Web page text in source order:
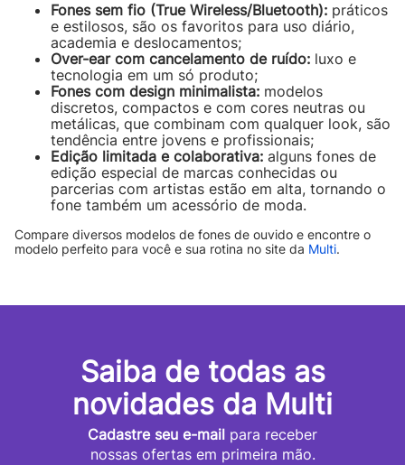
Fones sem fio (True Wireless/Bluetooth): práticos
e estilosos, são os favoritos para uso diário,
academia e deslocamentos;
Over-ear com cancelamento de ruído: luxo e
tecnologia em um só produto;
Fones com design minimalista: modelos
discretos, compactos e com cores neutras ou
metálicas, que combinam com qualquer look, são
tendência entre jovens e profissionais;
Edição limitada e colaborativa: alguns fones de
edição especial de marcas conhecidas ou
parcerias com artistas estão em alta, tornando o
fone também um acessório de moda.
Compare diversos modelos de fones de ouvido e encontre o
modelo perfeito para você e sua rotina no site da Multi.
Saiba de todas as
novidades da Multi
Cadastre seu e-mail para receber
nossas ofertas em primeira mão.